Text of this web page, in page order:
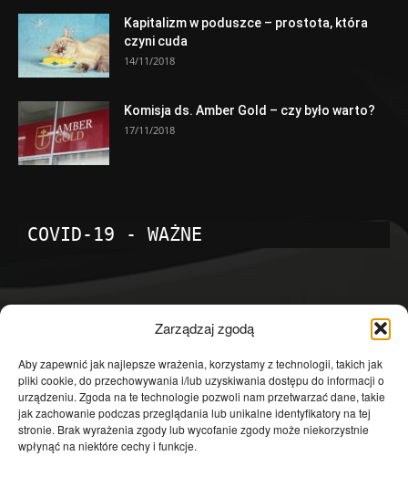
Zarządzaj zgodą
Aby zapewnić jak najlepsze wrażenia, korzystamy z technologii, takich jak
pliki cookie, do przechowywania i/lub uzyskiwania dostępu do informacji o
urządzeniu. Zgoda na te technologie pozwoli nam przetwarzać dane, takie
jak zachowanie podczas przeglądania lub unikalne identyfikatory na tej
stronie. Brak wyrażenia zgody lub wycofanie zgody może niekorzystnie
wpłynąć na niektóre cechy i funkcje.
Kapitalizm w poduszce – prostota, która
czyni cuda
14/11/2018
Komisja ds. Amber Gold – czy było warto?
17/11/2018
COVID-19 - WAŻNE
Temat dnia
4601
Publicystyka
4363
Polityka
3639
Polska